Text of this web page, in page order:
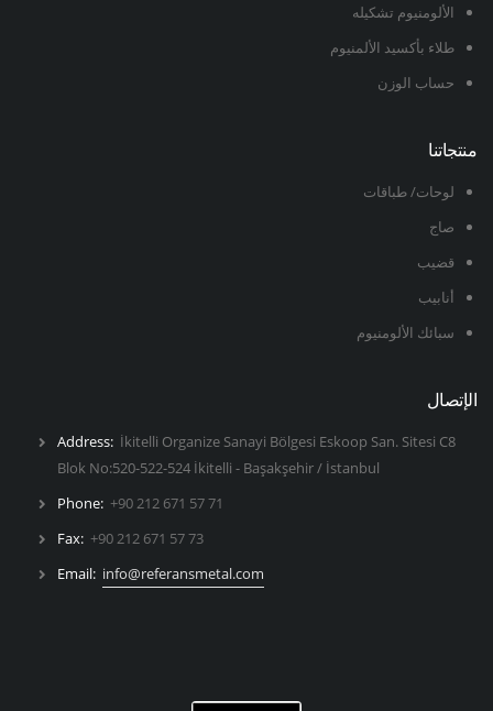
الألومنيوم تشكيله
طلاء بأكسيد الألمنيوم
حساب الوزن
منتجاتنا
لوحات/ طباقات
صاج
قضيب
أنابيب
سبائك الألومنيوم
الإتصال
Address: İkitelli Organize Sanayi Bölgesi Eskoop San. Sitesi C8
Blok No:520-522-524 İkitelli - Başakşehir / İstanbul
Phone: +90 212 671 57 71
Fax: +90 212 671 57 73
Email: info@referansmetal.com